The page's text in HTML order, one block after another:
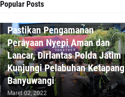
Popular Posts
Pastikan Pengamanan
Perayaan Nyepi Aman dan
Lancar, Dirlantas Polda Jatim
Kunjungi Pelabuhan Ketapang
Banyuwangi
Maret 02, 2022